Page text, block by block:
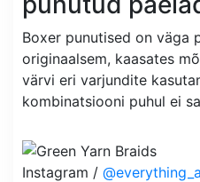
Boxer punutised on väga
originaalsem, kaasates
värvi eri varjundite
kombinatsiooni puhul ei
Instagram /